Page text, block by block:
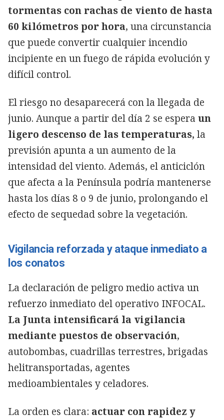
tormentas con rachas de viento de hasta
60 kilómetros por hora, una circunstancia
que puede convertir cualquier incendio
incipiente en un fuego de rápida evolución y
difícil control.
El riesgo no desaparecerá con la llegada de
junio. Aunque a partir del día 2 se espera un
ligero descenso de las temperaturas, la
previsión apunta a un aumento de la
intensidad del viento. Además, el anticiclón
que afecta a la Península podría mantenerse
hasta los días 8 o 9 de junio, prolongando el
efecto de sequedad sobre la vegetación.
Vigilancia reforzada y ataque inmediato a
los conatos
La declaración de peligro medio activa un
refuerzo inmediato del operativo INFOCAL.
La Junta intensificará la vigilancia
mediante puestos de observación,
autobombas, cuadrillas terrestres, brigadas
helitransportadas, agentes
medioambientales y celadores.
La orden es clara: actuar con rapidez y